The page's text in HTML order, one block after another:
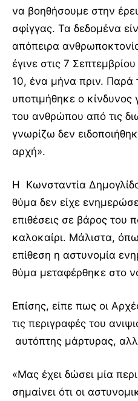
να βοηθήσουμε στην
σφίγγας. Τα δεδομένα
απόπειρα
έγινε στις 7
10, ένα μήνα πριν. Παρά
υποτιμήθηκε ο κίνδυνος
του ανθρώπου από τις
γνωρίζω δεν
αρχή».
Η Κωνσταντία
θύμα δεν είχε
επιθέσεις σε βάρος του
καλοκαίρι. Μάλιστα,
επίθεση η αστυνομία
θύμα μεταφέρθηκε στο
Επίσης, είπε πως οι
τις περιγραφές του
αυτόπτης μάρτυρας,
«Μας έχει δώσει μία
σημαίνει ότι οι